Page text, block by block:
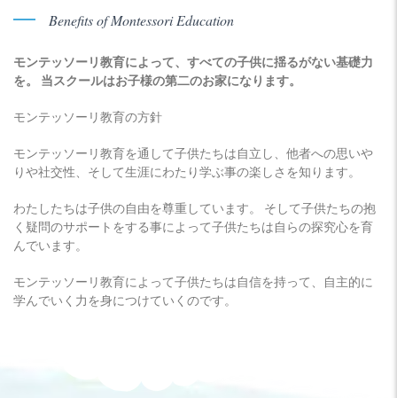
Benefits of Montessori Education
モンテッソーリ教育によって、すべての子供に揺るがない基礎力
を。 当スクールはお子様の第二のお家になります。
モンテッソーリ教育の方針
モンテッソーリ教育を通して子供たちは自立し、他者への思いや
りや社交性、そして生涯にわたり学ぶ事の楽しさを知ります。
わたしたちは子供の自由を尊重しています。 そして子供たちの抱
く疑問のサポートをする事によって子供たちは自らの探究心を育
んでいます。
モンテッソーリ教育によって子供たちは自信を持って、自主的に
学んでいく力を身につけていくのです。